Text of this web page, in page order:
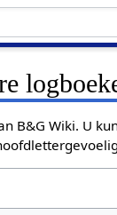
B&G Wiki. U